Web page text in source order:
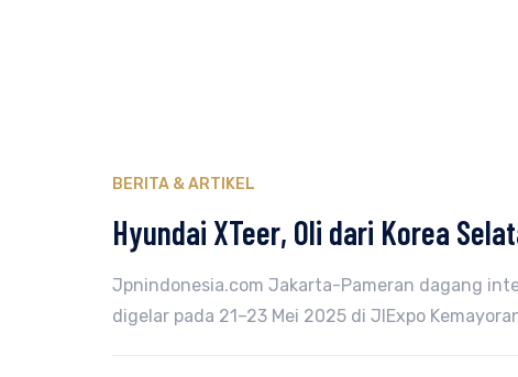
BERITA & ARTIKEL
Hyundai XTeer, Oli dari Korea
Jpnindonesia.com Jakarta-Pameran dagang
digelar pada 21–23 Mei 2025 di JIExpo